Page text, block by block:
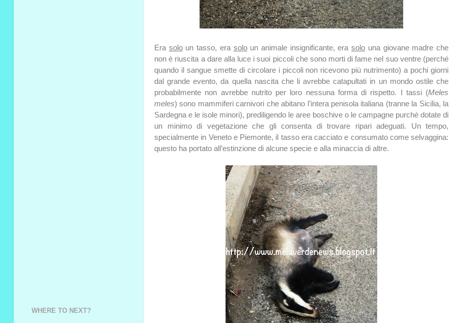
Era soloun tasso, era soloun animale insignificante, erasolo una giovane madre che
non è riuscita a dare alla luce i suoi piccoli che sono morti di fame nel suo ventre (perché
quando il sangue smette di circolare i piccoli non ricevono più nutrimento) a pochi giorni
dal grande evento, da quella nascita che li avrebbe catapultati in un mondo ostile che
probabilmente non avrebbe nutrito per loro nessuna forma di rispetto. I tassi (Meles
meles) sono mammiferi carnivori che abitano l’intera penisola italiana (tranne la Sicilia, la
Sardegna e le isole minori), prediligendo le aree boschive o le campagne purchè dotate di
un minimo di vegetazione che gli consenta di trovare ripari adeguati. Un tempo,
specialmente in Veneto e Piemonte, il tasso era cacciato e consumato come selvaggina:
questo ha portato all’estinzione di alcune specie e alla minaccia di altre.
WHERE TO NEXT?